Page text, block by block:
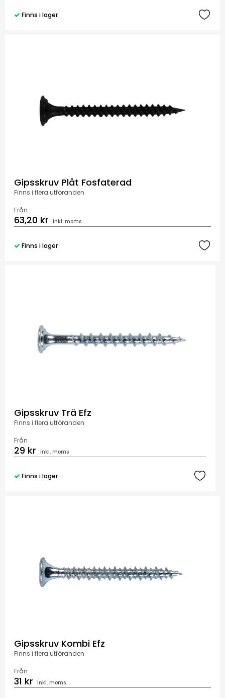
Finns i lager
Gipsskruv Plåt Fosfaterad
Finns i flera utföranden
Från
63,20 kr inkl. moms
Finns i lager
Gipsskruv Trä Efz
Finns i flera utföranden
Från
29 kr inkl. moms
Finns i lager
Gipsskruv Kombi Efz
Finns i flera utföranden
Från
31 kr inkl. moms